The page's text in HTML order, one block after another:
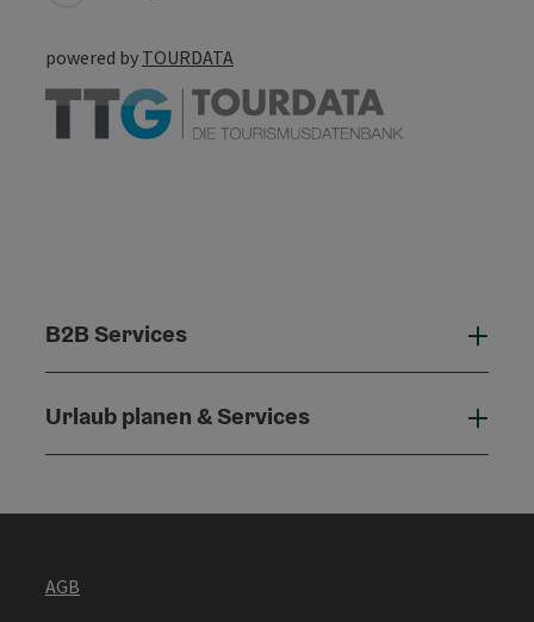
powered by TOURDATA
B2B Services
Urlaub planen & Services
AGB